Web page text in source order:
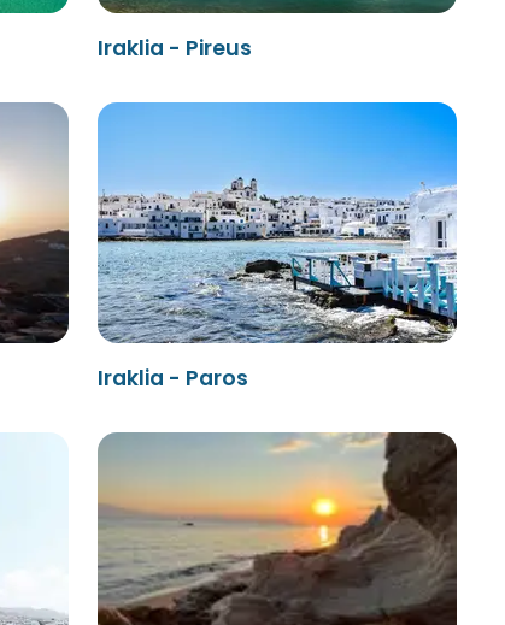
Iraklia - Pireus
Iraklia - Paros